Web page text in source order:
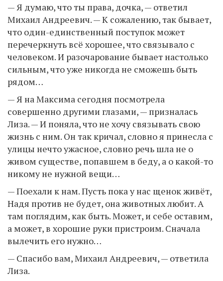
— Я думаю, что ты права, дочка, — ответил
Михаил Андреевич. — К сожалению, так бывает,
что один-единственный поступок может
перечеркнуть всё хорошее, что связывало с
человеком. И разочарование бывает настолько
сильным, что уже никогда не сможешь быть
рядом…
— Я на Максима сегодня посмотрела
совершенно другими глазами, — призналась
Лиза. — И поняла, что не хочу связывать свою
жизнь с ним. Он так кричал, словно я принесла с
улицы нечто ужасное, словно речь шла не о
живом существе, попавшем в беду, а о какой-то
никому не нужной вещи…
— Поехали к нам. Пусть пока у нас щенок живёт,
Надя против не будет, она животных любит. А
там поглядим, как быть. Может, и себе оставим,
а может, в хорошие руки пристроим. Сначала
вылечить его нужно…
— Спасибо вам, Михаил Андреевич, — ответила
Лиза.